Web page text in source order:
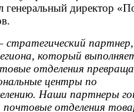
генеральный директор
стратегический партнер,
который
отделения
центры по
Наши партнеры
почтовые отделения